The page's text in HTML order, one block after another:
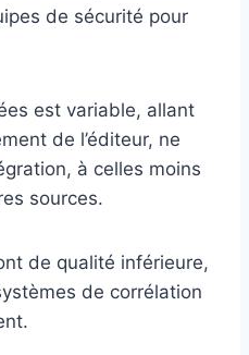
de sécurité pour
est variable, allant
de l’éditeur, ne
à celles moins
sources.
de qualité inférieure,
de corrélation